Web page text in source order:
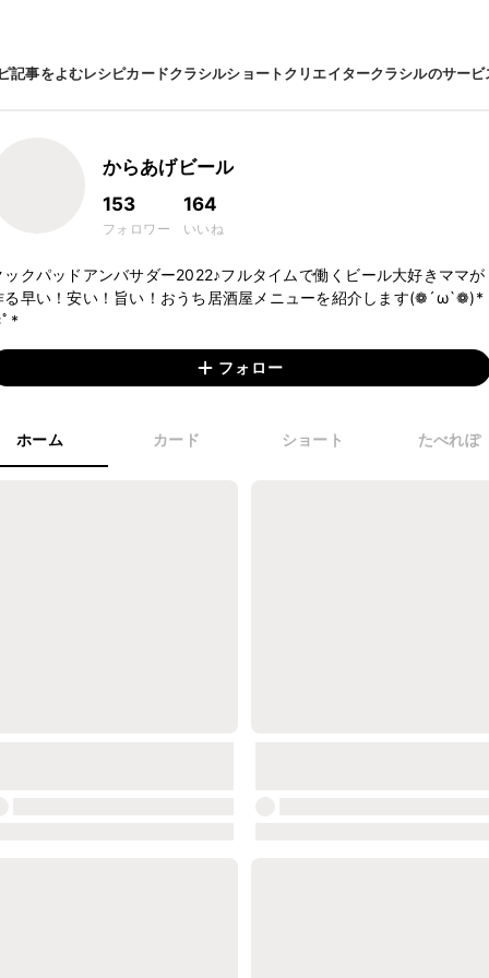
記事をよむレシピカードクラシルショートクリエイタークラシルのサービ
からあげビール
153
フォロワー
164
いいね
ックパッドアンバサダー2022♪フルタイムで働くビール大好きママが
る早い！安い！旨い！おうち居酒屋メニューを紹介します(❁´ω`❁)*
*
フォロー
ホーム カード ショート たべれぽ